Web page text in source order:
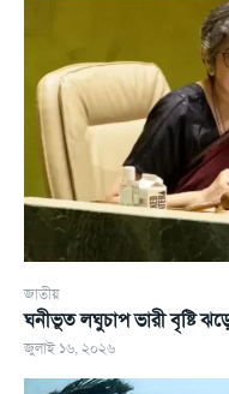
জাতীয়
ঘনীভূত লঘুচাপ ভারী বৃষ্টি
জুলাই ১৬, ২০২৬